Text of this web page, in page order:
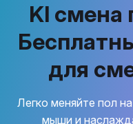
KI смена
для
Легко меняйте пол
мыши и